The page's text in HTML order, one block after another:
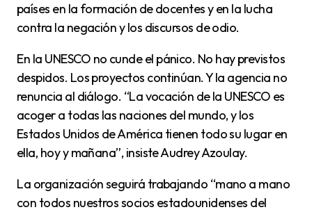
países en la formación de docentes y en la lucha
contra la negación y los discursos de odio.
En la UNESCO no cunde el pánico. No hay previstos
despidos. Los proyectos continúan. Y la agencia no
renuncia al diálogo. “La vocación de la UNESCO es
acoger a todas las naciones del mundo, y los
Estados Unidos de América tienen todo su lugar en
ella, hoy y mañana”, insiste Audrey Azoulay.
La organización seguirá trabajando “mano a mano
con todos nuestros socios estadounidenses del